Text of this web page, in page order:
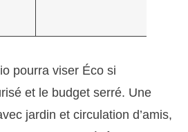
pourra viser Éco si
et le budget serré. Une
jardin et circulation d’amis,